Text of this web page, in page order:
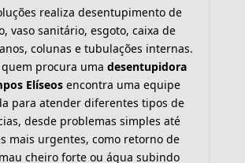
realiza desentupimento de
vaso sanitário, esgoto, caixa de
colunas e tubulações internas.
procura uma desentupidora
Elíseos encontra uma equipe
para atender diferentes tipos de
desde problemas simples até
mais urgentes, como retorno de
cheiro forte ou água subindo